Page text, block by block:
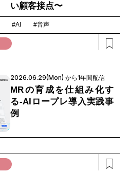
い顧客接点〜
#AI #音声
2026.06.29(Mon) から1年間配信
MRの育成を仕組み化す
る‐AIロープレ導入実践事
例